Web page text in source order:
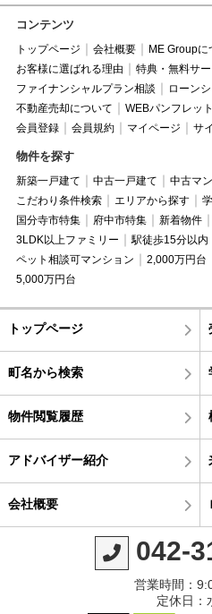
コンテンツ
トップページ 会社概要 ME Groupに
お客様に選ばれる理由
特典・無料サー
ファイナンシャルプラン相談
ローン
不動産売却について
WEBパンフレット
会員登録
会員規約 マイページ サ
物件を探す
新築一戸建て 中古一戸建て 中古マ
こだわり条件検索
エリアから探す
国分寺市特集
府中市特集 新着物件
3LDK以上ファミリー
駅徒歩15分以内
ペット相談可マンション
2,000万円台
5,000万円台
トップページ
町名から検索
物件閲覧履歴
アドバイザー紹介
会社概要
042-
営業時間：
定休日：